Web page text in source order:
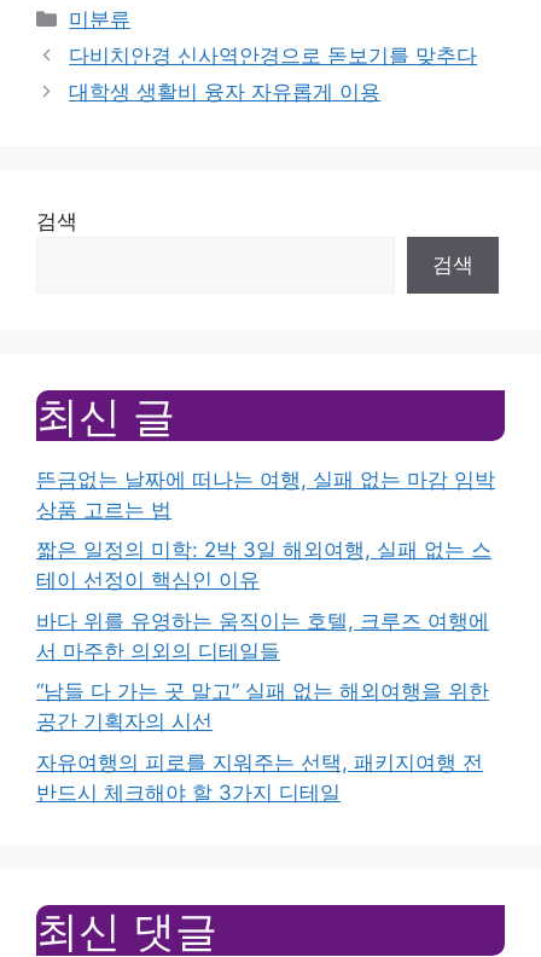
Categories
미분류
다비치안경 신사역안경으로 돋보기를 맞추다
대학생 생활비 융자 자유롭게 이용
검색
검색
최신 글
뜬금없는 날짜에 떠나는 여행, 실패 없는 마감 임박
상품 고르는 법
짧은 일정의 미학: 2박 3일 해외여행, 실패 없는 스
테이 선정이 핵심인 이유
바다 위를 유영하는 움직이는 호텔, 크루즈 여행에
서 마주한 의외의 디테일들
“남들 다 가는 곳 말고” 실패 없는 해외여행을 위한
공간 기획자의 시선
자유여행의 피로를 지워주는 선택, 패키지여행 전
반드시 체크해야 할 3가지 디테일
최신 댓글